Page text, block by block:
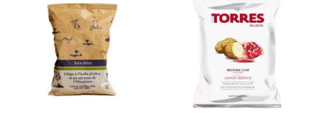
capacité à sublimer la cuisine sans la masquer.
Une Histoire De Terroir, De Saison Et
De Maîtrise
La truffe est indissociable de son terroir. Truffe noire d’hiver,
truffe d’été, brisures, jus ou préparations dérivées : chaque
expression de la truffe dépend de conditions naturelles
strictes, d’un calendrier précis et d’un savoir-faire transmis.